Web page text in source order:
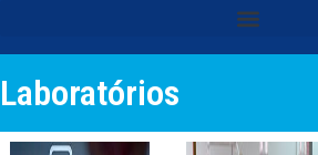
Laboratórios